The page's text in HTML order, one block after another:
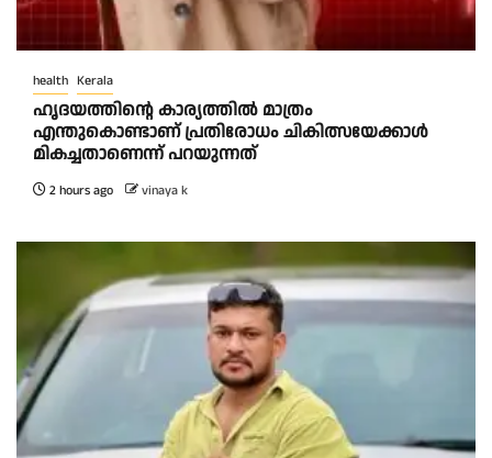
health Kerala
ഹൃദയത്തിന്റെ കാര്യത്തിൽ മാത്രം
എന്തുകൊണ്ടാണ് പ്രതിരോധം ചികിത്സയേക്കാൾ
മികച്ചതാണെന്ന് പറയുന്നത്
2 hours ago vinaya k